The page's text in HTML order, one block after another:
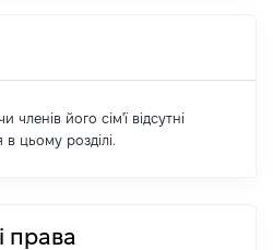
членів його сім'ї відсутні
цьому розділі.
права